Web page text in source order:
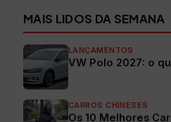
MAIS LIDOS DA SEMANA
LANÇAMENTOS
VW Polo 2027: o
CARROS CHINESES
Os 10 Melhores